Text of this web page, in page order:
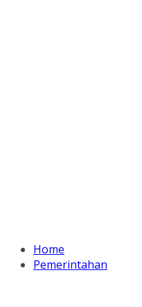
Home
Pemerintahan